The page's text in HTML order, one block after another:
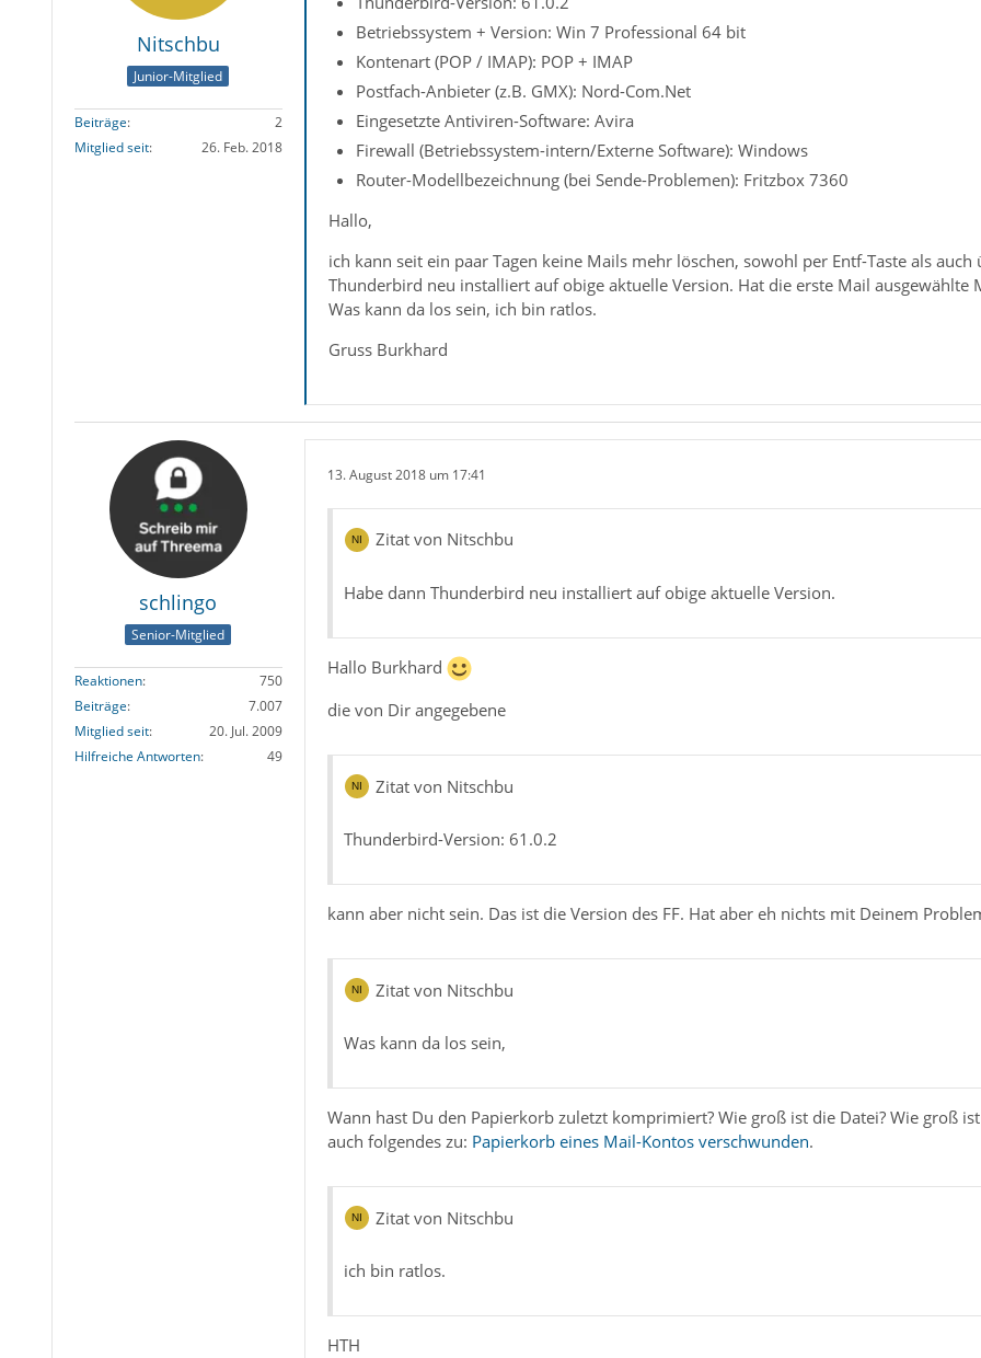
Nitschbu
Junior-Mitglied
Beiträge
2
Mitglied seit
26. Feb. 2018
Betriebssystem + Version: Win 7 Professional 64 bit
Kontenart (POP / IMAP): POP + IMAP
Postfach-Anbieter (z.B. GMX): Nord-Com.Net
Eingesetzte Antiviren-Software: Avira
Firewall (Betriebssystem-intern/Externe Software): Windows
Router-Modellbezeichnung (bei Sende-Problemen): Fritzbox 7360
Hallo,
ich kann seit ein paar Tagen keine Mails mehr löschen, sowohl per Entf-Taste als
Thunderbird neu installiert auf obige aktuelle Version. Hat die erste Mail ausgewählte
Was kann da los sein, ich bin ratlos.
Gruss Burkhard
schlingo
Senior-Mitglied
Reaktionen
750
Beiträge
7.007
Mitglied seit
20. Jul. 2009
Hilfreiche Antworten
49
13. August 2018 um 17:41
Zitat von Nitschbu
Habe dann Thunderbird neu installiert auf obige aktuelle Version.
Hallo Burkhard
die von Dir angegebene
Zitat von Nitschbu
Thunderbird-Version: 61.0.2
kann aber nicht sein. Das ist die Version des FF. Hat aber eh nichts mit Deinem
Zitat von Nitschbu
Was kann da los sein,
Wann hast Du den Papierkorb zuletzt komprimiert? Wie groß ist die Datei? Wie groß
auch folgendes zu: Papierkorb eines Mail-Kontos verschwunden.
Zitat von Nitschbu
ich bin ratlos.
HTH